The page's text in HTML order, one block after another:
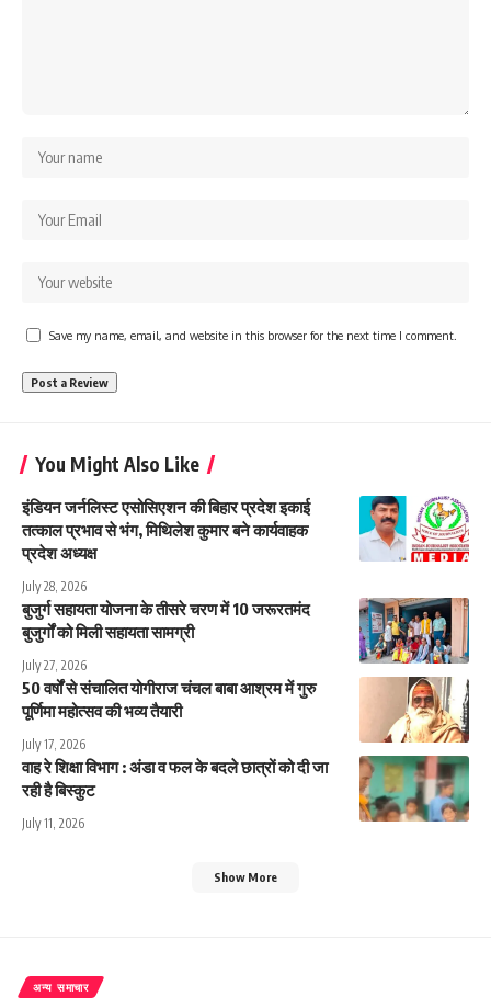
Save my name, email, and website in this browser for the next time I comment.
You Might Also Like
इंडियन जर्नलिस्ट एसोसिएशन की बिहार प्रदेश इकाई
तत्काल प्रभाव से भंग, मिथिलेश कुमार बने कार्यवाहक
प्रदेश अध्यक्ष
July 28, 2026
बुजुर्ग सहायता योजना के तीसरे चरण में 10 जरूरतमंद
बुजुर्गों को मिली सहायता सामग्री
July 27, 2026
50 वर्षों से संचालित योगीराज चंचल बाबा आश्रम में गुरु
पूर्णिमा महोत्सव की भव्य तैयारी
July 17, 2026
वाह रे शिक्षा विभाग : अंडा व फल के बदले छात्रों को दी जा
रही है बिस्कुट
July 11, 2026
Show More
अन्य समाचार